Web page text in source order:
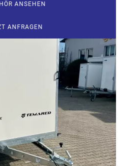
ANSEHEN
ANFRAGEN